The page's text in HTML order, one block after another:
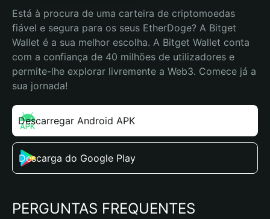
Está à procura de uma carteira de criptomoedas
fiável e segura para os seus EtherDoge? A Bitget
Wallet é a sua melhor escolha. A Bitget Wallet conta
com a confiança de 40 milhões de utilizadores e
permite-lhe explorar livremente a Web3. Comece já a
sua jornada!
Descarregar Android APK
Descarga do Google Play
PERGUNTAS FREQUENTES